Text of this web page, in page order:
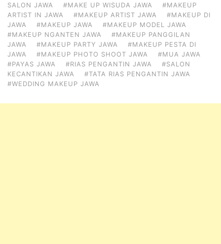
SALON JAWA
#MAKE UP WISUDA JAWA
#MAKEUP
ARTIST IN JAWA
#MAKEUP ARTIST JAWA
#MAKEUP DI
JAWA
#MAKEUP JAWA
#MAKEUP MODEL JAWA
#MAKEUP NGANTEN JAWA
#MAKEUP PANGGILAN
JAWA
#MAKEUP PARTY JAWA
#MAKEUP PESTA DI
JAWA
#MAKEUP PHOTO SHOOT JAWA
#MUA JAWA
#PAYAS JAWA
#RIAS PENGANTIN JAWA
#SALON
KECANTIKAN JAWA
#TATA RIAS PENGANTIN JAWA
#WEDDING MAKEUP JAWA